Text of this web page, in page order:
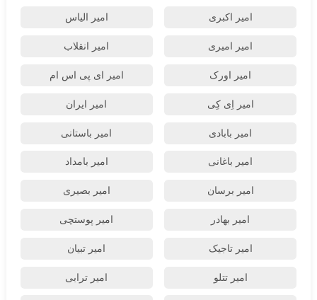
امیر اکبری امیر الیاس
امیر امیری امیر انقلاب
امیر اورک امیر ای پی اس ام
امیر اِی کِی امیر ایران
امیر بابادی امیر باستانی
امیر باغانی امیر بامداد
امیر برسان امیر بصیری
امیر بهادر امیر پوستچی
امیر تاجیک امیر تبیان
امیر تتلو امیر ترابی